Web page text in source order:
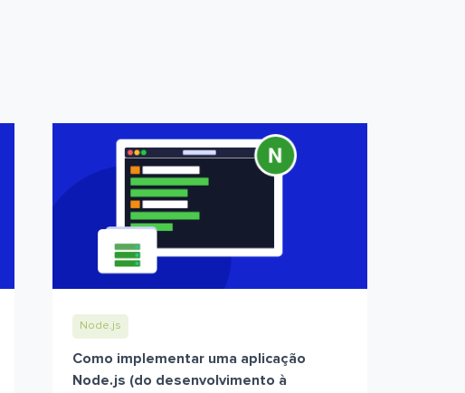
Node.js
Como implementar uma aplicação
Node.js (do desenvolvimento à